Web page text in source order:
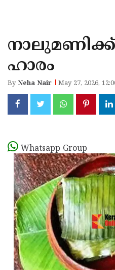
KANNUR
KASARAGOD
ഹാരം
ByNeha Nair May 27, 2026,
Whatsapp Group